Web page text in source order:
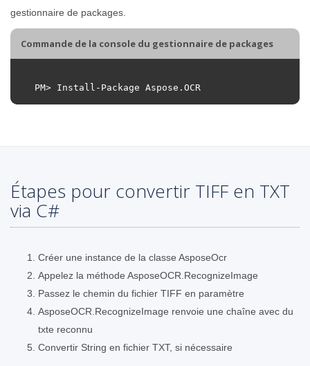
gestionnaire de packages.
Commande de la console du gestionnaire de packages
PM> Install - Package Aspose . OCR
Étapes pour convertir TIFF en TXT
via C#
Créer une instance de la classe AsposeOcr
Appelez la méthode AsposeOCR.RecognizeImage
Passez le chemin du fichier TIFF en paramètre
AsposeOCR.RecognizeImage renvoie une chaîne avec du
txte reconnu
Convertir String en fichier TXT, si nécessaire